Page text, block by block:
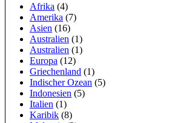
Afrika (4)
Amerika (7)
Asien (16)
Australien (1)
Australien (1)
Europa (12)
Griechenland (1)
Indischer Ozean (5)
Indonesien (5)
Italien (1)
Karibik (8)